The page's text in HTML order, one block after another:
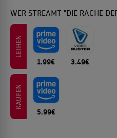
WER STREAMT "DIE RACHE
LEIHEN
1.99€ 3.49€
KAUFEN
5.99€